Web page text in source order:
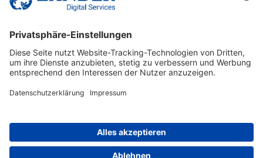
© 2025 Zander Digital Services Deutschland GmbH